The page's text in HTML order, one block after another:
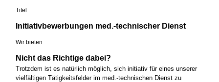
Titel
Initiativbewerbungen med.-technischer Dienst
Wir bieten
Nicht das Richtige dabei?
Trotzdem ist es natürlich möglich, sich initiativ für eines unserer
vielfältigen Tätigkeitsfelder im med.-technischen Dienst zu